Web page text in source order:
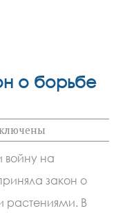
о борьбе
войну на
закон о
растениями. В